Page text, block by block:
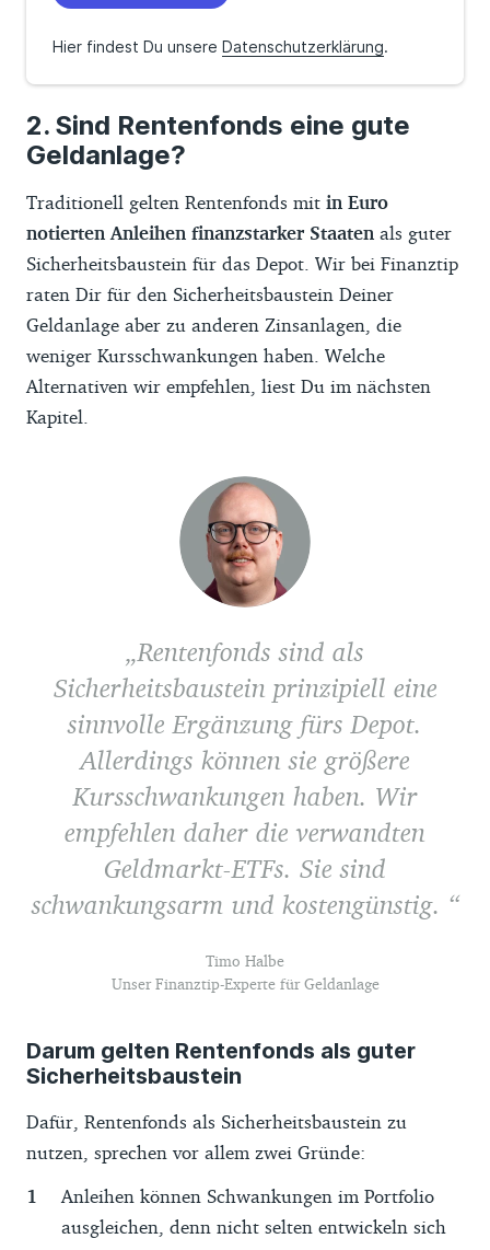
Hier findest Du unsere Datenschutzerklärung.
Sind Rentenfonds eine gute
Geldanlage?
Traditionell gelten Rentenfonds mit in Euro
notierten Anleihen finanzstarker Staaten als guter
Sicherheitsbaustein für das Depot. Wir bei Finanztip
raten Dir für den Sicherheitsbaustein Deiner
Geldanlage aber zu anderen Zinsanlagen, die
weniger Kursschwankungen haben. Welche
Alternativen wir empfehlen, liest Du im nächsten
Kapitel.
Rentenfonds sind als
Sicherheitsbaustein prinzipiell eine
sinnvolle Ergänzung fürs Depot.
Allerdings können sie größere
Kursschwankungen haben. Wir
empfehlen daher die verwandten
Geldmarkt-ETFs. Sie sind
schwankungsarm und kostengünstig.
Timo Halbe
Unser Finanztip-Experte für Geldanlage
Darum gelten Rentenfonds als guter
Sicherheitsbaustein
Dafür, Rentenfonds als Sicherheitsbaustein zu
nutzen, sprechen vor allem zwei Gründe:
Anleihen können Schwankungen im Portfolio
ausgleichen, denn nicht selten entwickeln sich